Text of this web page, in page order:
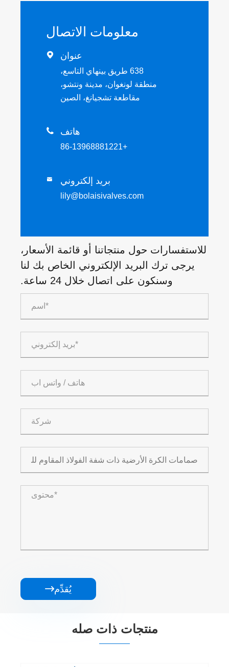
معلومات الاتصال
 عنوان
638 طريق بينهاي التاسع،
منطقة لونغوان، مدينة ونتشو،
مقاطعة تشجيانغ، الصين
 هاتف
+86-13968881221
 بريد إلكتروني
lily@bolaisivalves.com
للاستفسارات حول منتجاتنا أو قائمة الأسعار،
يرجى ترك البريد الإلكتروني الخاص بك لنا
وسنكون على اتصال خلال 24 ساعة.
يُقدِّم
منتجات ذات صله